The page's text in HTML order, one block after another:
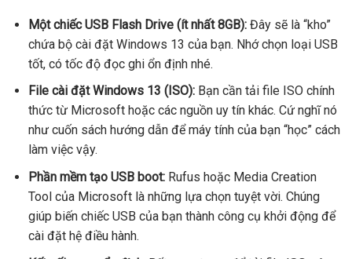
Một chiếc USB Flash Drive (ít nhất 8GB):Đây sẽ là “kho”
chứa bộ cài đặt Windows 13 của bạn. Nhớ chọn loại USB
tốt, có tốc độ đọc ghi ổn định nhé.
File cài đặt Windows 13 (ISO):Bạn cần tải file ISO chính
thức từ Microsoft hoặc các nguồn uy tín khác. Cứ nghĩ nó
như cuốn sách hướng dẫn để máy tính của bạn “học” cách
làm việc vậy.
Phần mềm tạo USB boot:Rufus hoặc Media Creation
Tool của Microsoft là những lựa chọn tuyệt vời. Chúng
giúp biến chiếc USB của bạn thành công cụ khởi động để
cài đặt hệ điều hành.